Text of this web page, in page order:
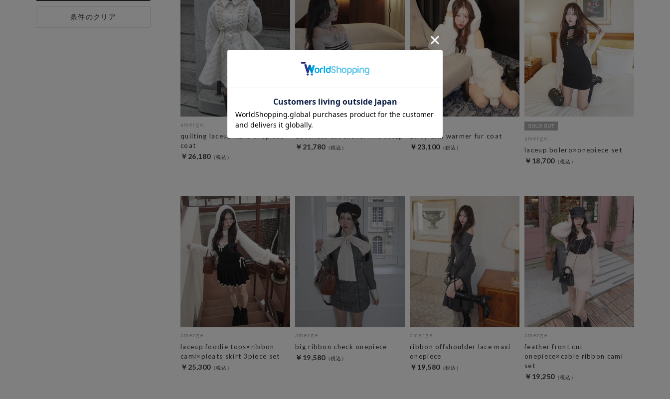
条件のクリア
amerge.
quilting laceup flare onepiece
coat
￥26,180
amerge.
￥21,780
2way arm warmer fur coat
￥23,100
amerge.
laceup bolero×onepiece set
￥18,700
amerge.
laceup foodie tops×ribbon
cami×pleats skirt 3piece set
￥25,300
amerge.
big ribbon check onepiece
￥19,580
amerge.
ribbon offshoulder lace maxi
onepiece
￥19,580
amerge.
feather front cut
onepiece×cable ribbon cami
set
￥19,250